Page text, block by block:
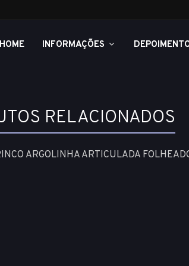
HOME INFORMAÇÕES
RELACIONADOS
ARGOLINHA ARTICULADA